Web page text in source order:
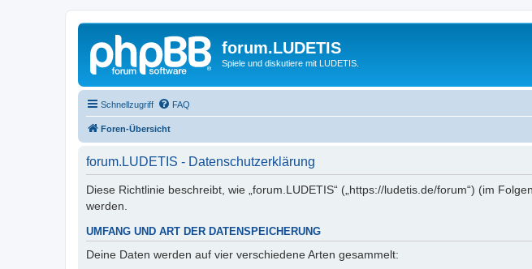
forum.LUDETIS
Spiele und diskutiere mit LUDETIS.
Schnellzugriff FAQ
Foren-Übersicht
forum.LUDETIS - Datenschutzerklärung
Diese Richtlinie beschreibt, wie „forum.LUDETIS“ („https://ludetis.de/forum“) (im
werden.
UMFANG UND ART DER DATENSPEICHERUNG
Deine Daten werden auf vier verschiedene Arten gesammelt: